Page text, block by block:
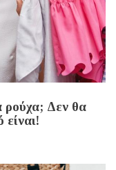
ρούχα; Δεν θα